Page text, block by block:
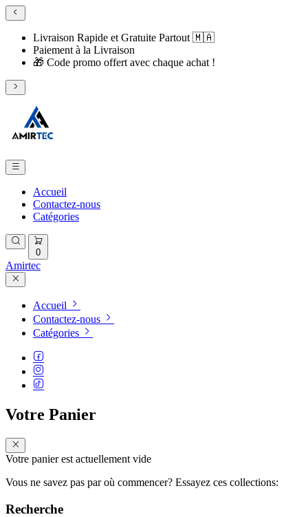
Livraison Rapide et Gratuite Partout 🇲🇦
​Paiement à la Livraison
​🎁 Code promo offert avec chaque achat !
Accueil
Contactez-nous
Catégories
0
Amirtec
Accueil
Contactez-nous
Catégories
Votre Panier
Votre panier est actuellement vide
Vous ne savez pas par où commencer? Essayez ces collections:
Recherche